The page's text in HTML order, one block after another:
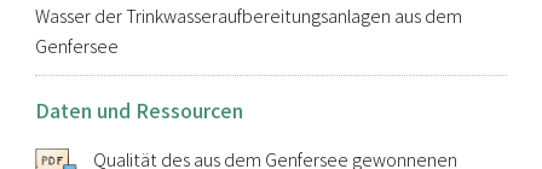
Wasser der Trinkwasseraufbereitungsanlagen aus dem
Genfersee
Daten und Ressourcen
Qualität des aus dem Genfersee gewonnenen